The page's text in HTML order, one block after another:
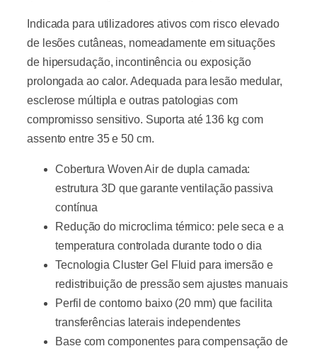
Indicada para utilizadores ativos com risco elevado
de lesões cutâneas, nomeadamente em situações
de hipersudação, incontinência ou exposição
prolongada ao calor. Adequada para lesão medular,
esclerose múltipla e outras patologias com
compromisso sensitivo. Suporta até 136 kg com
assento entre 35 e 50 cm.
Cobertura Woven Air de dupla camada:
estrutura 3D que garante ventilação passiva
contínua
Redução do microclima térmico: pele seca e a
temperatura controlada durante todo o dia
Tecnologia Cluster Gel Fluid para imersão e
redistribuição de pressão sem ajustes manuais
Perfil de contorno baixo (20 mm) que facilita
transferências laterais independentes
Base com componentes para compensação de